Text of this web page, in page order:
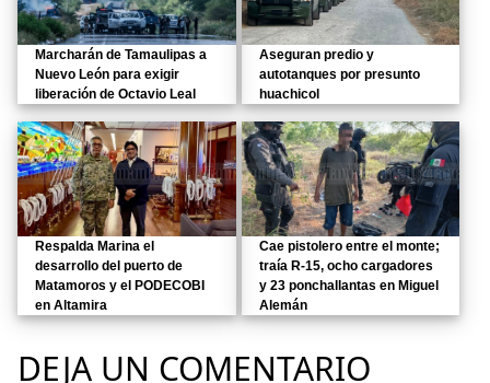
Marcharán de Tamaulipas a
Nuevo León para exigir
liberación de Octavio Leal
Aseguran predio y
autotanques por presunto
huachicol
Respalda Marina el
desarrollo del puerto de
Matamoros y el PODECOBI
en Altamira
Cae pistolero entre el monte;
traía R-15, ocho cargadores
y 23 ponchallantas en Miguel
Alemán
DEJA UN COMENTARIO